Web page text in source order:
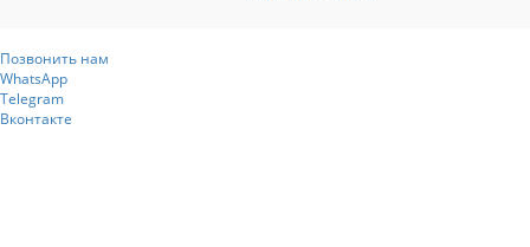
Позвонить нам
WhatsApp
Telegram
Вконтакте